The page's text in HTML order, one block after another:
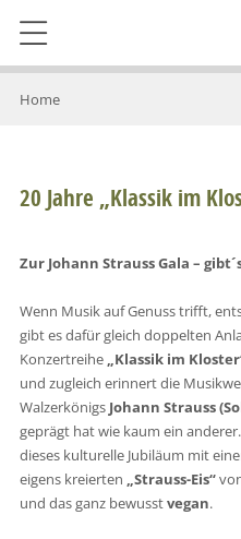
Home
20 Jahre „Klassik im
Zur Johann Strauss Gala –
Wenn Musik auf Genuss trifft,
gibt es dafür gleich doppelten
Konzertreihe „Klassik im
und zugleich erinnert die
Walzerkönigs Johann Strauss
geprägt hat wie kaum ein
dieses kulturelle Jubiläum mit
eigens kreierten „Strauss-Eis“
und das ganz bewusstvegan.